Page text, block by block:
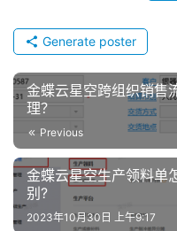
类
快
讯
问
答
Sign in
Generate poster
金蝶云星空跨组织销售
理？
Previous
金蝶云星空生产领料单
别?
2023年10月30日 上午9:17